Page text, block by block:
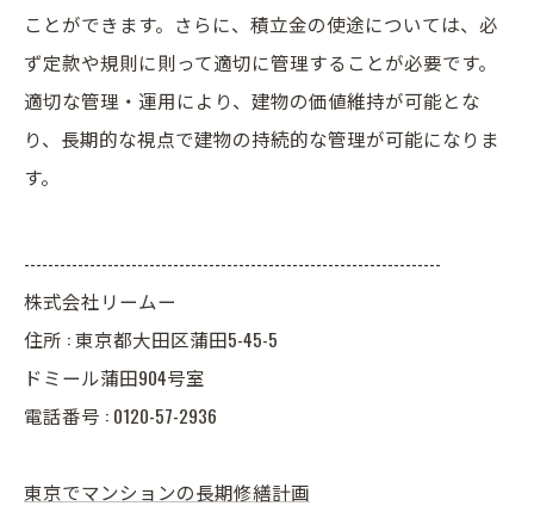
ことができます。さらに、積立金の使途については、必
ず定款や規則に則って適切に管理することが必要です。
適切な管理・運用により、建物の価値維持が可能とな
り、長期的な視点で建物の持続的な管理が可能になりま
す。
----------------------------------------------------------------------
株式会社リームー
住所 : 東京都大田区蒲田5-45-5
ドミール蒲田904号室
電話番号 : 0120-57-2936
東京でマンションの長期修繕計画